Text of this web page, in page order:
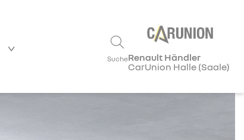
SucheRenault Händler
CarUnion Halle (Saale)